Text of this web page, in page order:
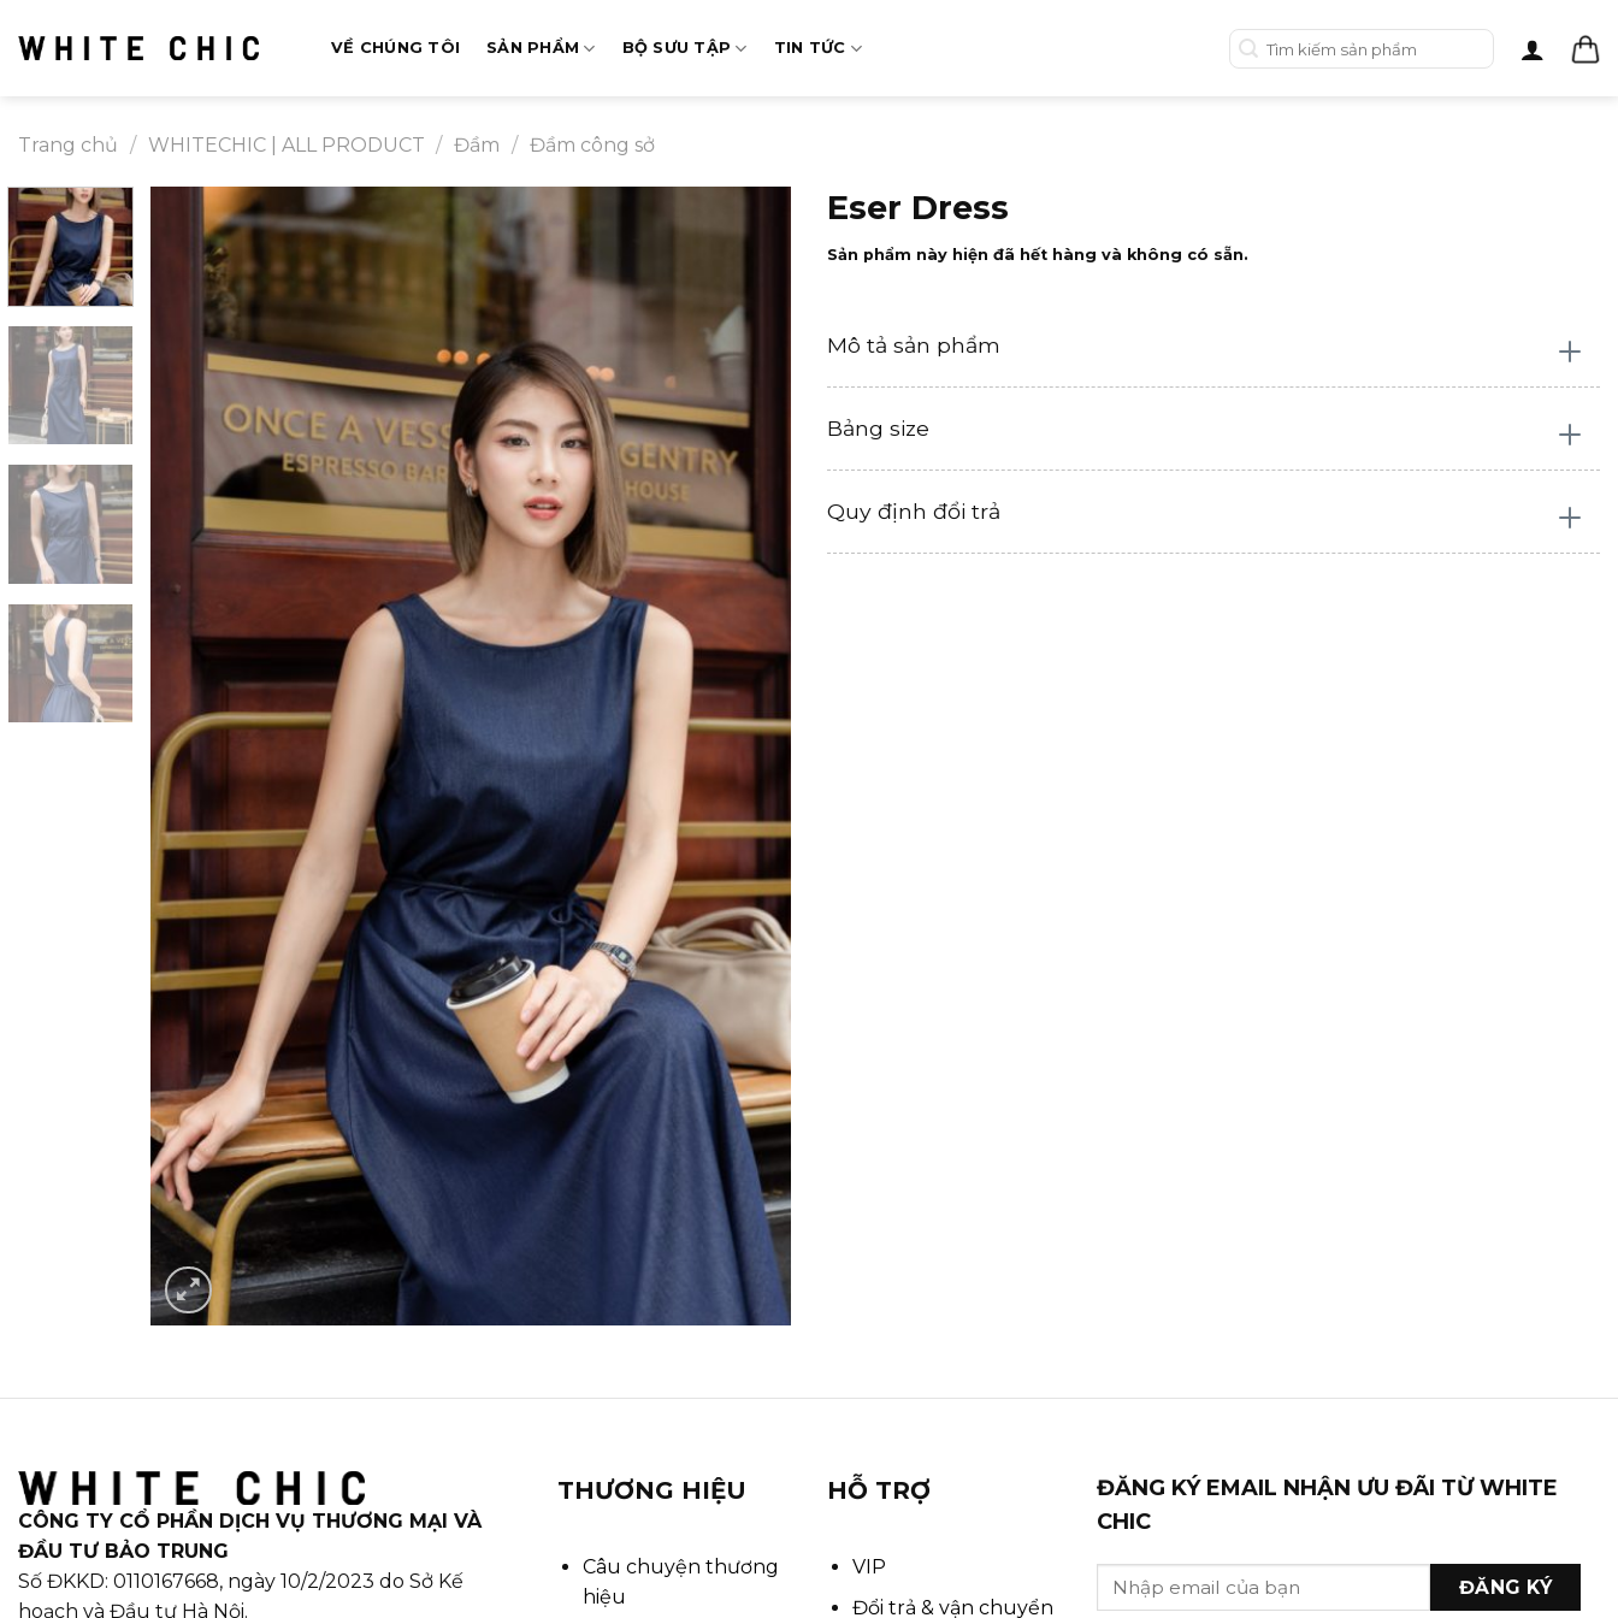
qua
VỀ CHÚNG TÔI SẢN PHẨM BỘ SƯU TẬP TIN TỨC
Tìm
kiếm:
Trang chủ / WHITECHIC | ALL PRODUCT / Đầm / Đầm công sở
Eser Dress
Sản phẩm này hiện đã hết hàng và không có sẵn.
Mô tả sản phẩm
Bảng size
Quy định đổi trả
CÔNG TY CỔ PHẦN DỊCH VỤ THƯƠNG MẠI VÀ
ĐẦU TƯ BẢO TRUNG
Số ĐKKD: 0110167668, ngày 10/2/2023 do Sở Kế
hoạch và Đầu tư Hà Nội.
THƯƠNG HIỆU
Câu chuyện thương
hiệu
HỖ TRỢ
VIP
Đổi trả & vận chuyển
ĐĂNG KÝ EMAIL NHẬN ƯU ĐÃI TỪ WHITE
CHIC